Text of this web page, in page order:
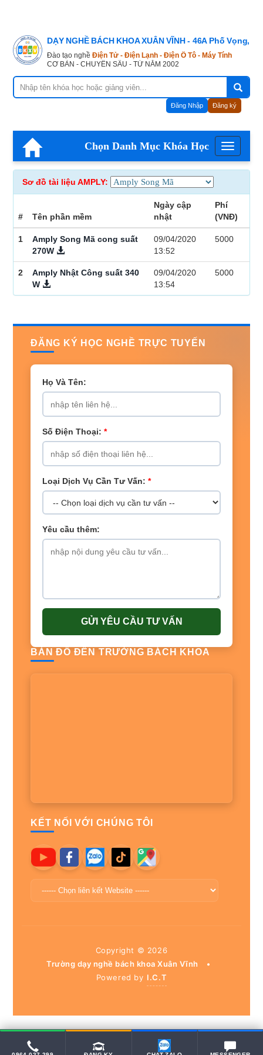
DẠY NGHỀ BÁCH KHOA XUÂN VĨNH - 46A Phố Vọng,
Đào tạo nghề Điện Tử - Điện Lạnh - Điện Ô Tô - Máy Tính
CƠ BẢN - CHUYÊN SÂU - TỪ NĂM 2002
Đăng Nhập Đăng ký
Menu
Chọn Danh Mục Khóa Học
Sơ đồ tài liệu AMPLY:
# Tên phần mềm
Ngày cập
nhật
Phí
(VNĐ)
1
Amply Song Mã cong suất
270W
09/04/2020
13:52
5000
2
Amply Nhật Công suất 340
W
09/04/2020
13:54
5000
ĐĂNG KÝ HỌC NGHỀ TRỰC TUYẾN
Họ Và Tên:
Số Điện Thoại: *
Loại Dịch Vụ Cần Tư Vấn: *
Yêu cầu thêm:
GỬI YÊU CẦU TƯ VẤN
BẢN ĐỒ ĐẾN TRƯỜNG BÁCH KHOA
KẾT NỐI VỚI CHÚNG TÔI
Copyright © 2026
Trường dạy nghề bách khoa Xuân Vĩnh
•
Powered by I.C.T